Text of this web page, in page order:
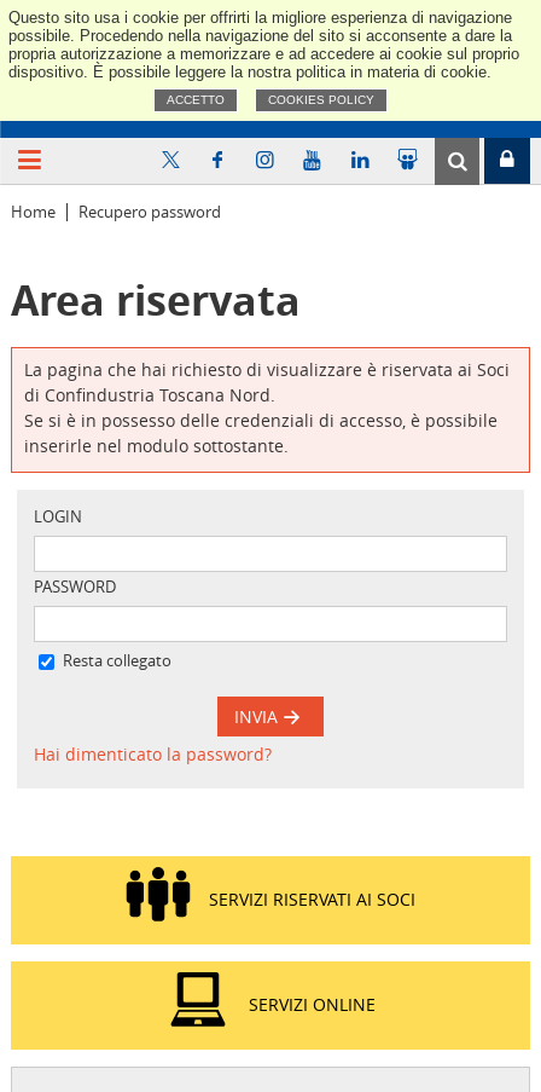
Questo sito usa i cookie per offrirti la migliore esperienza di navigazione
possibile. Procedendo nella navigazione del sito si acconsente a dare la
propria autorizzazione a memorizzare e ad accedere ai cookie sul proprio
dispositivo. È possibile leggere la nostra politica in materia di cookie.
ACCETTO COOKIES POLICY
Home Recupero password
Area riservata
La pagina che hai richiesto di visualizzare è riservata ai Soci
di Confindustria Toscana Nord.
Se si è in possesso delle credenziali di accesso, è possibile
inserirle nel modulo sottostante.
LOGIN
PASSWORD
Resta collegato
INVIA
Hai dimenticato la password?
SERVIZI RISERVATI AI SOCI
SERVIZI ONLINE